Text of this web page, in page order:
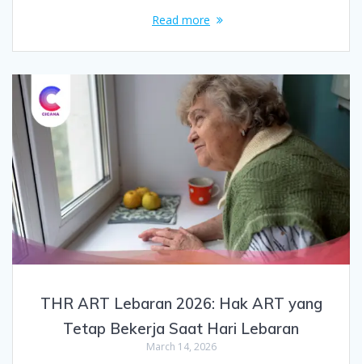
Read more
THR ART Lebaran 2026: Hak ART yang
Tetap Bekerja Saat Hari Lebaran
March 14, 2026